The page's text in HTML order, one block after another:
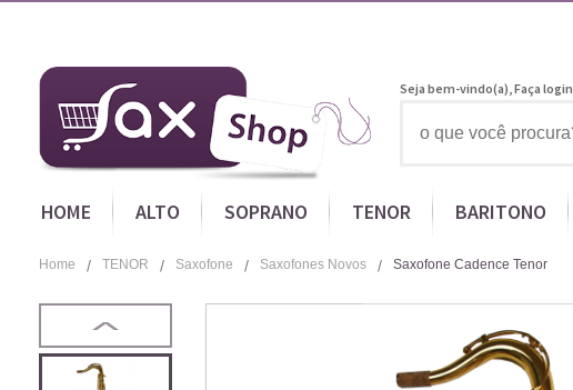
Seja bem-vindo(a),Faça login
HOME ALTO SOPRANO TENOR BARITONO
Home TENOR Saxofone Saxofones Novos Saxofone Cadence Tenor